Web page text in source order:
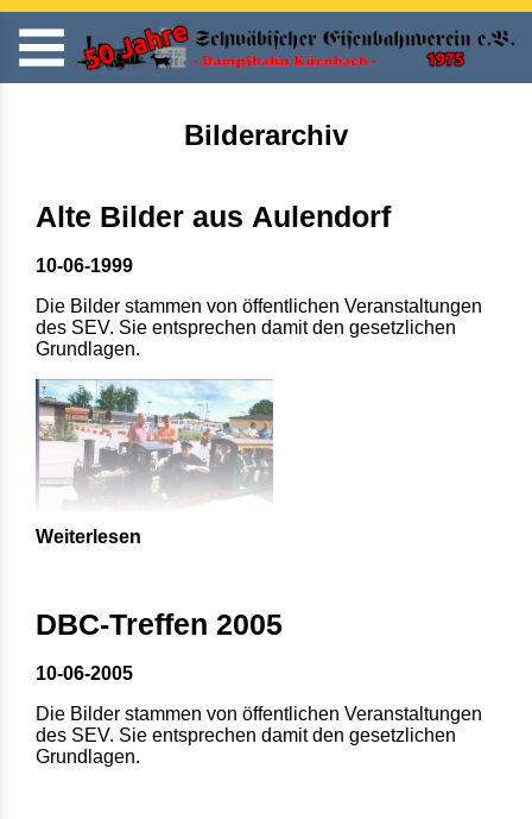
Bilderarchiv
Alte Bilder aus Aulendorf
10-06-1999
Die Bilder stammen von öffentlichen Veranstaltungen
des SEV. Sie entsprechen damit den gesetzlichen
Grundlagen.
Weiterlesen
DBC-Treffen 2005
10-06-2005
Die Bilder stammen von öffentlichen Veranstaltungen
des SEV. Sie entsprechen damit den gesetzlichen
Grundlagen.